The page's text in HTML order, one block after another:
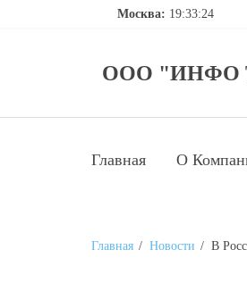
Москва: 19:33:24
ООО "ИНФО
Главная О
Главная / Новости / В